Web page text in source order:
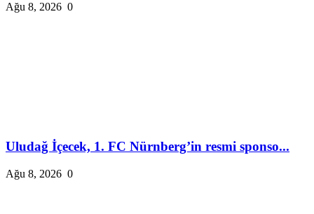
Ağu 8, 2026 0
Uludağ İçecek, 1. FC Nürnberg’in resmi sponso...
Ağu 8, 2026 0